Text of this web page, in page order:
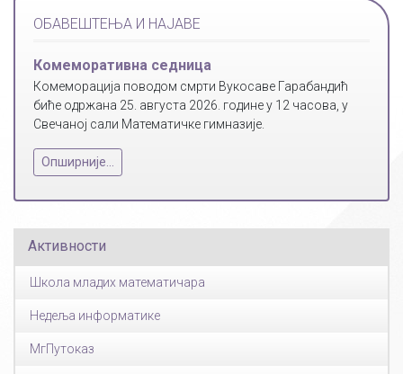
ОБАВЕШТЕЊА И НАЈАВЕ
Комеморативна седница
Комеморација поводом смрти Вукосаве Гарабандић
биће одржана 25. августа 2026. године у 12 часова, у
Свечаној сали Математичке гимназије.
Опширније...
Активности
Школа младих математичара
Недеља информатике
МгПутоказ